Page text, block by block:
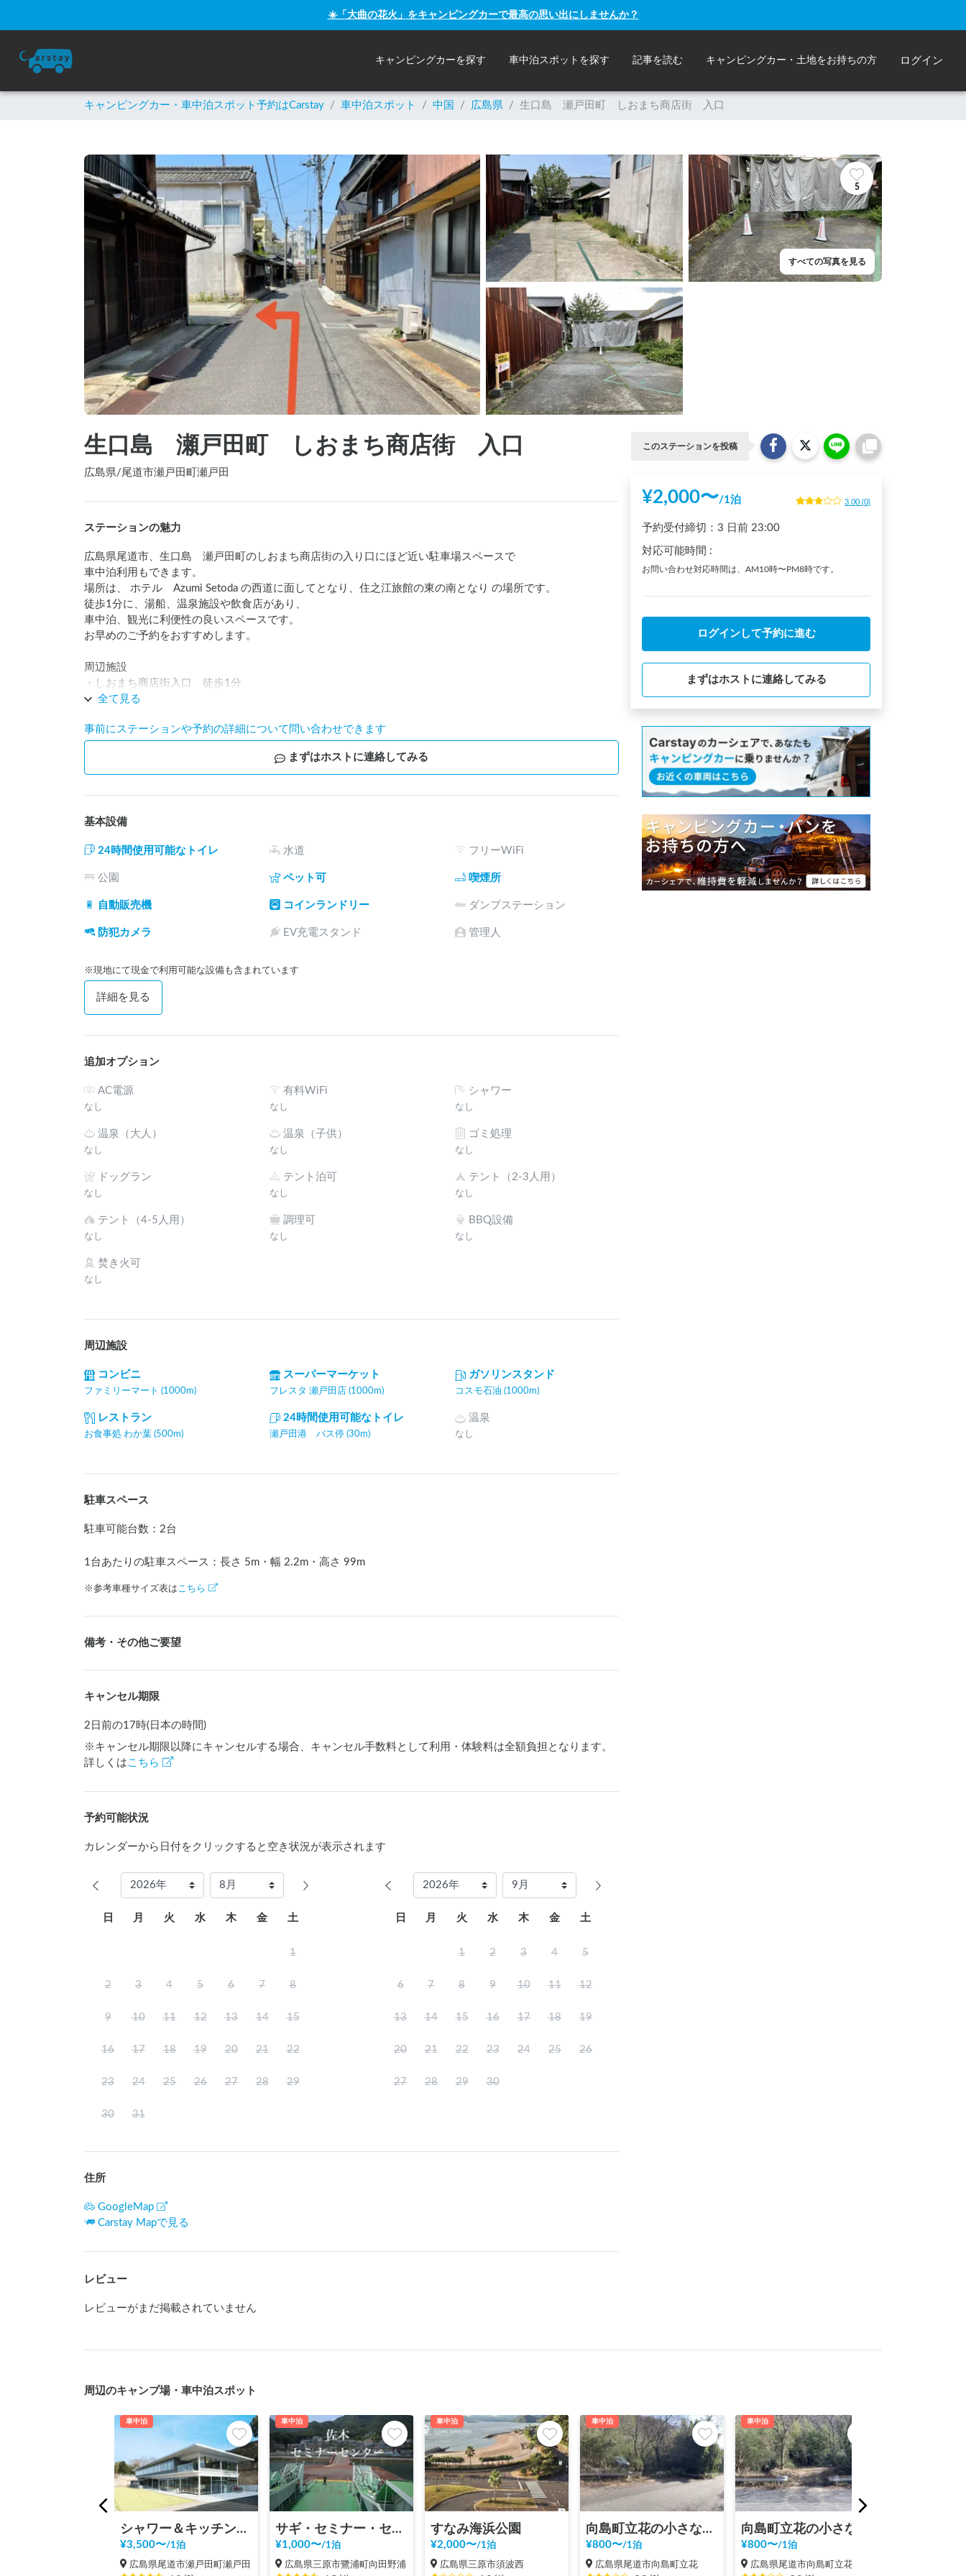
☀️「大曲の花火」をキャンピングカーで最高の思い出にしませんか？
キャンピングカーを探す 車中泊スポットを探す 記事を読む キャンピングカー・土地をお持ちの方 ログイン
キャンピングカー・車中泊スポット予約はCarstay / 車中泊スポット / 中国 / 広島県 / 生口島 瀬戸田町 しおまち商店街 入口
5
すべての写真を見る
生口島 瀬戸田町 しおまち商店街 入口
広島県/ 尾道市瀬戸田町瀬戸田
ステーションの魅力
広島県尾道市、生口島　瀬戸田町のしおまち商店街の入り口にほど近い駐車場スペースで
車中泊利用もできます。
場所は、 ホテル　Azumi Setoda の西道に面してとなり、住之江旅館の東の南となり の場所です。
徒歩1分に、湯船、温泉施設や飲食店があり、
車中泊、観光に利便性の良いスペースです。
お早めのご予約をおすすめします。
周辺施設
・しおまち商店街入口　徒歩1分
・ホテルAzumi Setoda 徒歩1分
・ベル・カントホール 徒歩8分
・平山郁夫美術館 徒歩8分
公共交通機関
・高速艇『瀬戸田港』 徒歩2分  トイレ有り
全て見る
事前にステーションや予約の詳細について問い合わせできます
まずはホストに連絡してみる
基本設備
24時間使用可能なトイレ 水道 フリーWiFi
公園 ペット可 喫煙所
自動販売機 コインランドリー ダンプステーション
防犯カメラ EV充電スタンド 管理人
※現地にて現金で利用可能な設備も含まれています
詳細を見る
追加オプション
AC電源
なし
有料WiFi
なし
シャワー
なし
温泉（大人）
なし
温泉（子供）
なし
ゴミ処理
なし
ドッグラン
なし
テント泊可
なし
テント（2-3人用）
なし
テント（4-5人用）
なし
調理可
なし
BBQ設備
なし
焚き火可
なし
周辺施設
コンビニ
ファミリーマート (1000m)
スーパーマーケット
フレスタ 瀬戸田店 (1000m)
ガソリンスタンド
コスモ石油 (1000m)
レストラン
お食事処 わか葉 (500m)
24時間使用可能なトイレ
瀬戸田港 バス停 (30m)
温泉
なし
駐車スペース
駐車可能台数 ： 2台
1台あたりの駐車スペース：長さ 5m ・幅 2.2m ・高さ 99m
※参考車種サイズ表はこちら
備考・その他ご要望
キャンセル期限
2日前の17時(日本の時間)
※キャンセル期限以降にキャンセルする場合、キャンセル手数料として利用・体験料は全額負担となります。
詳しくは こちら
予約可能状況
カレンダーから日付をクリックすると空き状況が表示されます
日 月 火 水 木 金 土
1
2 3 4 5 6 7 8
9 10 11 12 13 14 15
16 17 18 19 20 21 22
23 24 25 26 27 28 29
30 31
日 月 火 水 木 金 土
1 2 3 4 5
6 7 8 9 10 11 12
13 14 15 16 17 18 19
20 21 22 23 24 25 26
27 28 29 30
住所
GoogleMap
Carstay Mapで見る
レビュー
レビューがまだ掲載されていません
このステーションを投稿
¥2,000〜/1泊 3.00 (0)
予約受付締切： 3 日前 23:00
対応可能時間 :
お問い合わせ対応時間は、AM10時〜PM8時です。
ログインして予約に進む
まずはホストに連絡してみる
周辺のキャンプ場・車中泊スポット
車中泊
シャワー＆キッチンが使える車中泊スポットBONAPOOL
¥3,500〜/1泊
広島県尾道市瀬戸田町瀬戸田
車中泊
サギ・セミナー・センター【モニターツアー2021年1月終了】
¥1,000〜/1泊
広島県三原市鷺浦町向田野浦
車中泊
すなみ海浜公園
¥2,000〜/1泊
広島県三原市須波西
車中泊
向島町立花の小さな原野
¥800〜/1泊
広島県尾道市向島町立花
車中泊
¥800〜/1泊
広島県尾道市向島町立花